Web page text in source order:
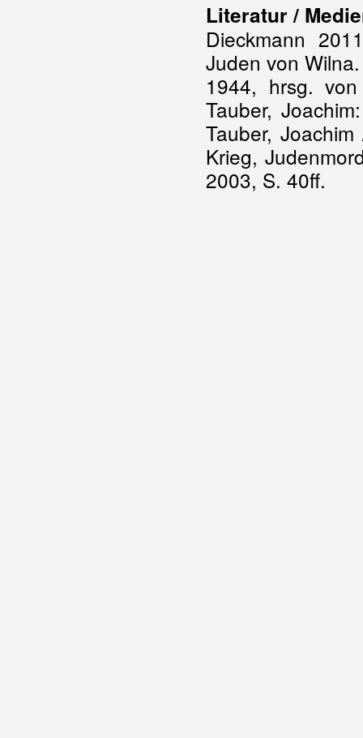
Literatur /
Dieckmann
Juden von
1944, hrsg.
Tauber,
Tauber,
Krieg,
2003, S. 40ff.